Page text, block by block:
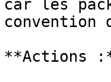
car les
convention
**Actions